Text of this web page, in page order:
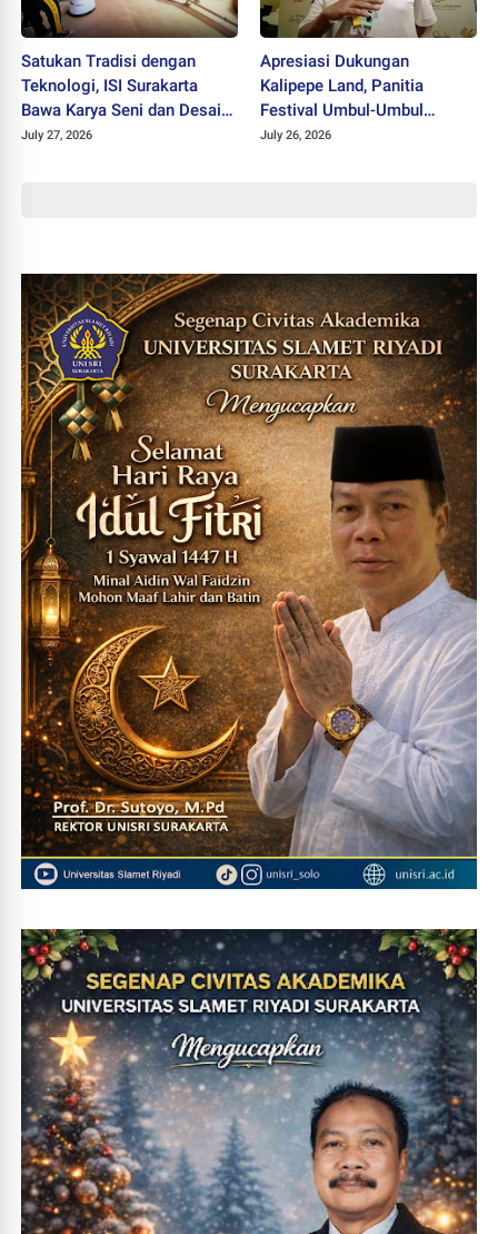
Satukan Tradisi dengan
Teknologi, ISI Surakarta
Bawa Karya Seni dan Desain
ke Tahir Solo Museum
July 27, 2026
Apresiasi Dukungan
Kalipepe Land, Panitia
Festival Umbul-Umbul
Siapkan Berbagai Acara
July 26, 2026